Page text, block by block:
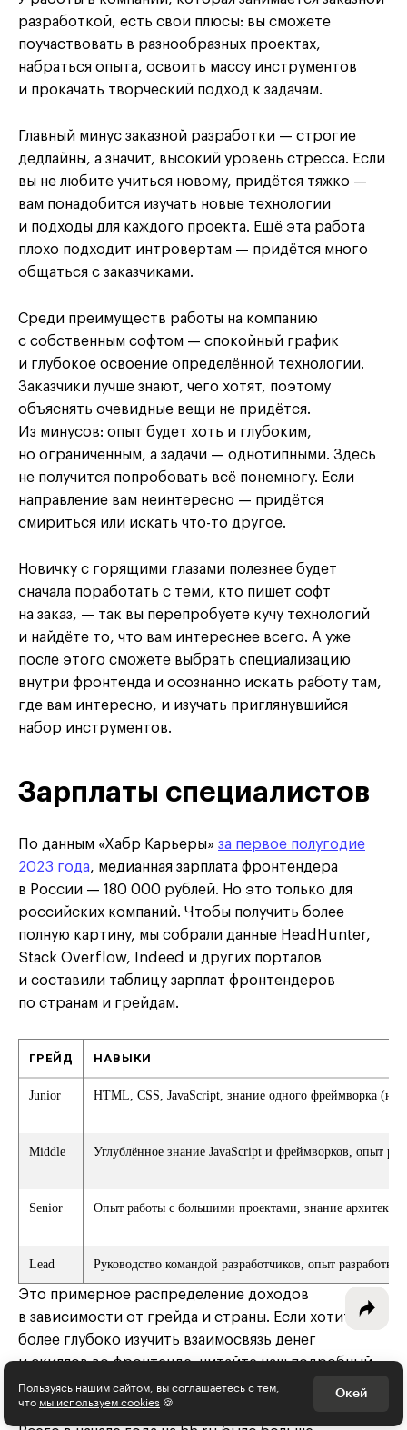
разработкой, есть свои плюсы: вы сможете
поучаствовать в разнообразных проектах,
набраться опыта, освоить массу инструментов
и прокачать творческий подход к задачам.
Главный минус заказной разработки — строгие
дедлайны, а значит, высокий уровень стресса. Если
вы не любите учиться новому, придётся тяжко —
вам понадобится изучать новые технологии
и подходы для каждого проекта. Ещё эта работа
плохо подходит интровертам — придётся много
общаться с заказчиками.
Среди преимуществ работы на компанию
с собственным софтом — спокойный график
и глубокое освоение определённой технологии.
Заказчики лучше знают, чего хотят, поэтому
объяснять очевидные вещи не придётся.
Из минусов: опыт будет хоть и глубоким,
но ограниченным, а задачи — однотипными. Здесь
не получится попробовать всё понемногу. Если
направление вам неинтересно — придётся
смириться или искать что-то другое.
Новичку с горящими глазами полезнее будет
сначала поработать с теми, кто пишет софт
на заказ, — так вы перепробуете кучу технологий
и найдёте то, что вам интереснее всего. А уже
после этого сможете выбрать специализацию
внутри фронтенда и осознанно искать работу там,
где вам интересно, и изучать приглянувшийся
набор инструментов.
Зарплаты специалистов
По данным «Хабр Карьеры» за первое полугодие
2023 года, медианная зарплата фронтендера
в России — 180 000 рублей. Но это только для
российских компаний. Чтобы получить более
полную картину, мы собрали данные HeadHunter,
Stack Overflow, Indeed и других порталов
и составили таблицу зарплат фронтендеров
по странам и грейдам.
ГРЕЙД НАВЫКИ
Junior HTML, CSS, JavaScript, знание одного фреймворка
Middle Углублённое знание JavaScript и фреймворков, опыт
Senior Опыт работы с большими проектами, знание
Lead Руководство командой разработчиков, опыт
Это примерное распределение доходов
в зависимости от грейда и страны. Если хотите
более глубоко изучить взаимосвязь денег
и скиллов во фронтенде, читайте наш подробный
материало зарплатах фронтенд-разработчиков .
Пользуясь нашим сайтом, вы соглашаетесь с тем,
что мы используем cookies 🍪 Окей
Выберите тему рассылки
Программирование
Разработка игр
Психология, общество
Маркетинг